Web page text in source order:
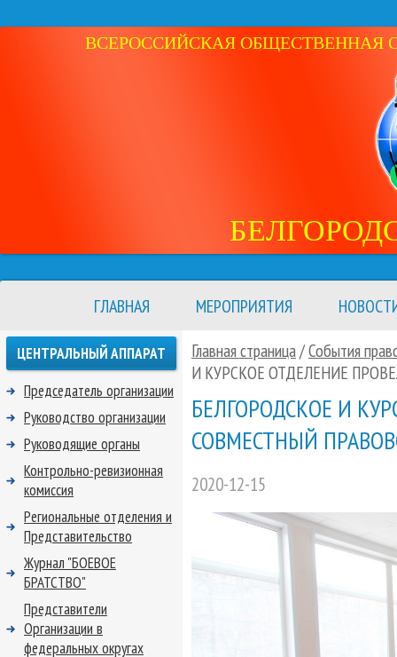
ВСЕРОССИЙСКАЯ ОБЩЕСТВЕННАЯ
ГЛАВНАЯ МЕРОПРИЯТИЯ
Главная страница/События
И КУРСКОЕ ОТДЕЛЕНИЕ
БЕЛГОРОДСКОЕ И
СОВМЕСТНЫЙ
2020-12-15
ЦЕНТРАЛЬНЫЙ АППАРАТ
Председатель организации
Руководство организации
Руководящие органы
Контрольно-ревизионная
комиссия
Региональные отделения и
Представительство
Журнал "БОЕВОЕ
БРАТСТВО"
Представители
Организации в
федеральных округах